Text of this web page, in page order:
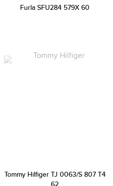
Furla SFU284 579X 60
Tommy Hilfiger TJ 0063/S 807 T4
62